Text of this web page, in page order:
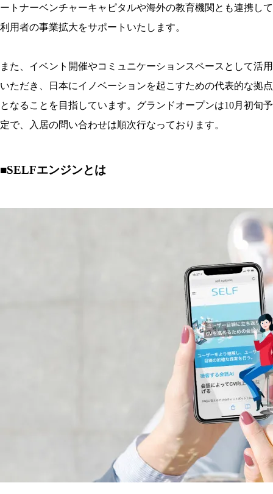
ートナーベンチャーキャピタルや海外の教育機関とも連携して
利用者の事業拡大をサポートいたします。
また、イベント開催やコミュニケーションスペースとして活用
いただき、日本にイノベーションを起こすための代表的な拠点
となることを目指しています。グランドオープンは10月初旬予
定で、入居の問い合わせは順次行なっております。
■SELFエンジンとは